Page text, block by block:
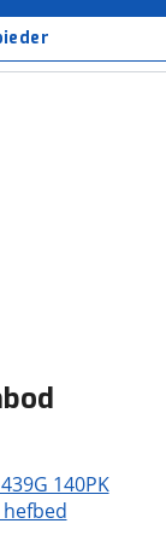
140PK